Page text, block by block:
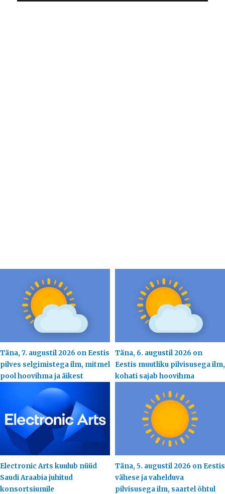
Täna, 7. augustil 2026 on Eestis
pilves selgimistega ilm, mitmel
pool hoovihma ja äikest
Täna, 6. augustil 2026 on
Eestis muutliku pilvisusega ilm,
kohati sajab hoovihma
Electronic Arts kuulub nüüd
Saudi Araabia juhitud
konsortsiumile
Täna, 5. augustil 2026 on Eestis
vähese ja vahelduva
pilvisusega ilm, saartel õhtul